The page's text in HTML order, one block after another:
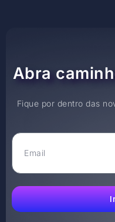
Abra
Fique por dentro das